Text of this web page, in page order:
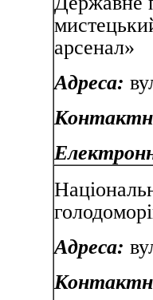
арсенал»
Адреса:
Адреса: